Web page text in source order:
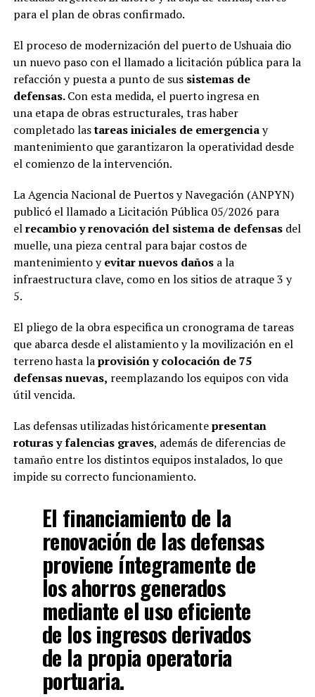
para el plan de obras confirmado.
El proceso de modernización del puerto de Ushuaia dio
un nuevo paso con el llamado a licitación pública para la
refacción y puesta a punto de sus sistemas de
defensas.Con esta medida, el puerto ingresa en
una etapa de obras estructurales, tras haber
completado lastareas iniciales de emergenciay
mantenimiento que garantizaron la operatividad desde
el comienzo de la intervención.
La Agencia Nacional de Puertos y Navegación (ANPYN)
publicó el llamado a Licitación Pública 05/2026 para
elrecambio y renovación del sistema de defensasdel
muelle, una pieza central para bajar costos de
mantenimiento yevitar nuevos dañosa la
infraestructura clave, como en los sitios de atraque 3 y
5.
El pliego de la obra especifica un cronograma de tareas
que abarca desde el alistamiento y la movilización en el
terreno hasta laprovisión y colocación de 75
defensas nuevas, reemplazando los equipos con vida
útil vencida.
Las defensas utilizadas históricamentepresentan
roturas y falencias graves, además de diferencias de
tamaño entre los distintos equipos instalados, lo que
impide su correcto funcionamiento.
El financiamiento de la
renovación de las defensas
proviene íntegramente de
los ahorros generados
mediante el uso eficiente
de los ingresos derivados
de la propia operatoria
portuaria.